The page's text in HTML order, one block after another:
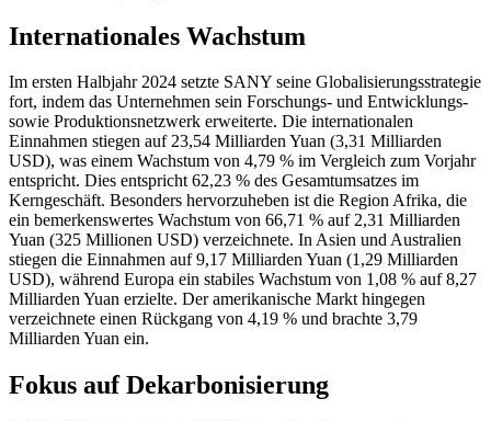
Internationales Wachstum
Im ersten Halbjahr 2024 setzte SANY seine Globalisierungsstrategie
fort, indem das Unternehmen sein Forschungs- und Entwicklungs-
sowie Produktionsnetzwerk erweiterte. Die internationalen
Einnahmen stiegen auf 23,54 Milliarden Yuan (3,31 Milliarden
USD), was einem Wachstum von 4,79 % im Vergleich zum Vorjahr
entspricht. Dies entspricht 62,23 % des Gesamtumsatzes im
Kerngeschäft. Besonders hervorzuheben ist die Region Afrika, die
ein bemerkenswertes Wachstum von 66,71 % auf 2,31 Milliarden
Yuan (325 Millionen USD) verzeichnete. In Asien und Australien
stiegen die Einnahmen auf 9,17 Milliarden Yuan (1,29 Milliarden
USD), während Europa ein stabiles Wachstum von 1,08 % auf 8,27
Milliarden Yuan erzielte. Der amerikanische Markt hingegen
verzeichnete einen Rückgang von 4,19 % und brachte 3,79
Milliarden Yuan ein.
Fokus auf Dekarbonisierung